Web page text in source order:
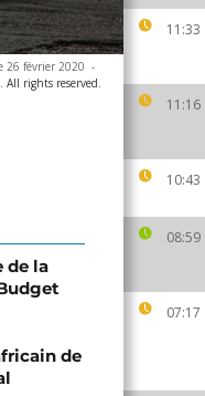
11:33
11:16
10:43
08:59
07:17
26 février 2020 -
All rights reserved.
de la
de